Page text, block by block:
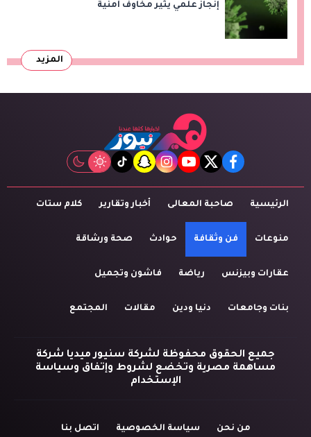
إنجاز علمي يثير مخاوف أمنية
المزيد
facebook
twitter
youtube
instagram
snapchat
tiktok
الرئيسية صاحبة المعالى أخبار وتقارير كلام ستات
منوعات فن وثقافة حوادث صحة ورشاقة
عقارات وبيزنس رياضة فاشون وتجميل
بنات وجامعات دنيا ودين مقالات المجتمع
جميع الحقوق محفوظة لشركة سنيور ميديا شركة
مساهمة مصرية وتخضع لشروط وإتفاق وسياسة
الإستخدام
من نحن سياسة الخصوصية اتصل بنا